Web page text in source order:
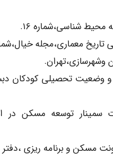
در مسکن و وضعیت تحصیلی
مقالات سمینار توسعه
معاونت مسکن و برنامه ریزی